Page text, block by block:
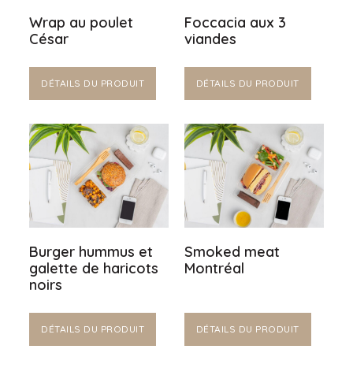
Wrap au poulet
César
DÉTAILS DU PRODUIT
Foccacia aux 3
viandes
DÉTAILS DU PRODUIT
Burger hummus et
galette de haricots
noirs
DÉTAILS DU PRODUIT
Smoked meat
Montréal
DÉTAILS DU PRODUIT